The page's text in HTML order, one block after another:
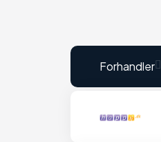
Forhandler